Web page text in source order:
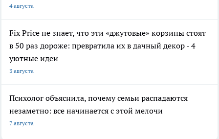
4 августа
Fix Price не знает, что эти «джутовые» корзины стоят
в 50 раз дороже: превратила их в дачный декор - 4
уютные идеи
3 августа
Психолог объяснила, почему семьи распадаются
незаметно: все начинается с этой мелочи
7 августа